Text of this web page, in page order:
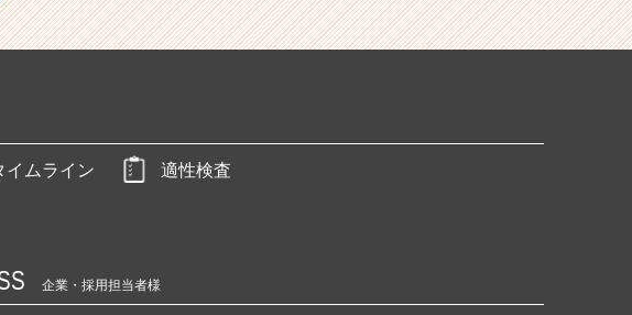
イムライン 適性検査
企業・採用担当者様